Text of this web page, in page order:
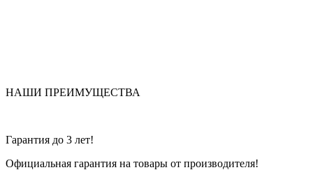
НАШИ ПРЕИМУЩЕСТВА
Гарантия до 3 лет!
Официальная гарантия на товары от производителя!